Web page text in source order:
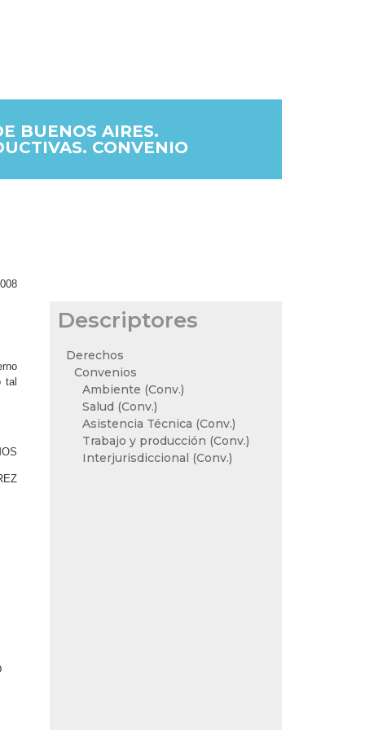
BUENOS AIRES.
CONVENIO
tal
Descriptores
Derechos
Convenios
Ambiente (Conv.)
Salud (Conv.)
Asistencia Técnica (Conv.)
Trabajo y producción (Conv.)
Interjurisdiccional (Conv.)